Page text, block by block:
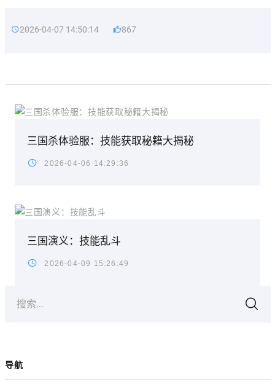
2026-04-07 14:50:14 867
三国杀体验服：技能获取秘籍大揭秘
2026-04-06 14:29:36
三国演义：技能乱斗
2026-04-09 15:26:49
搜索...
导航